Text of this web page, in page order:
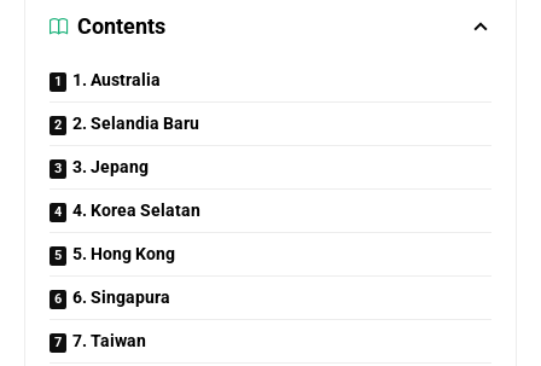
Contents
1. Australia
2. Selandia Baru
3. Jepang
4. Korea Selatan
5. Hong Kong
6. Singapura
7. Taiwan